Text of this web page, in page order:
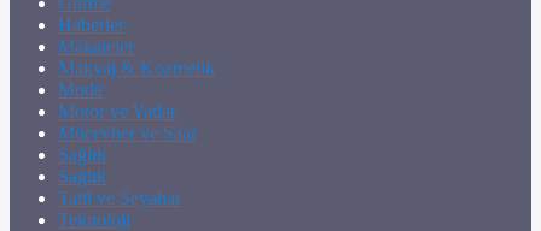
Haberler
Makaleler
Makyaj & Kozmetik
Moda
Motor ve Yatlar
Mücevher ve Saat
Sağlık
Sağlık
Tatil ve Seyahat
Teknoloji